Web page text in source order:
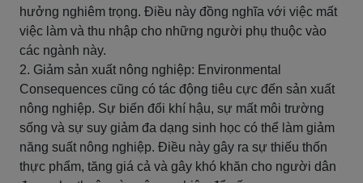
hưởng nghiêm trọng. Điều này đồng nghĩa với việc mất
việc làm và thu nhập cho những người phụ thuộc vào
các ngành này.
2. Giảm sản xuất nông nghiệp: Environmental
Consequences cũng có tác động tiêu cực đến sản xuất
nông nghiệp. Sự biến đổi khí hậu, sự mất môi trường
sống và sự suy giảm đa dạng sinh học có thể làm giảm
năng suất nông nghiệp. Điều này gây ra sự thiếu thốn
thực phẩm, tăng giá cả và gây khó khăn cho người dân